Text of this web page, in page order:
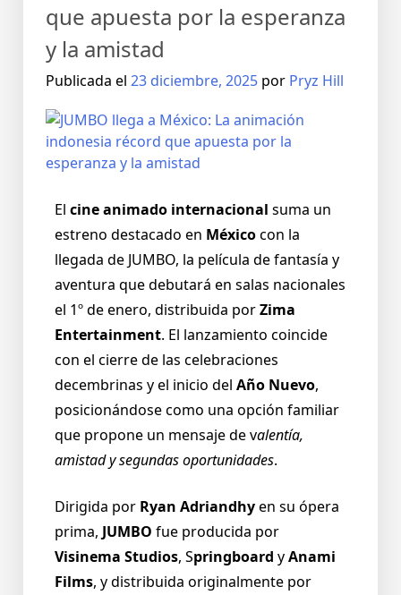
que apuesta por la esperanza
y la amistad
Publicada el 23 diciembre, 2025 por Pryz Hill
El cine animado internacional suma un
estreno destacado en Méxicocon la
llegada de JUMBO, la película de fantasía y
aventura que debutará en salas nacionales
el 1º de enero, distribuida porZima
Entertainment. El lanzamiento coincide
con el cierre de las celebraciones
decembrinas y el inicio del Año Nuevo,
posicionándose como una opción familiar
que propone un mensaje de valentía,
amistad y segundas oportunidades.
Dirigida por Ryan Adriandhyen su ópera
prima, JUMBO fue producida por
Visinema Studios, Springboard yAnami
Films, y distribuida originalmente por